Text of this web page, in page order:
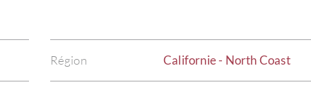
Région Californie - North Coast